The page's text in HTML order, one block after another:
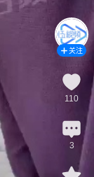
关注
110
3